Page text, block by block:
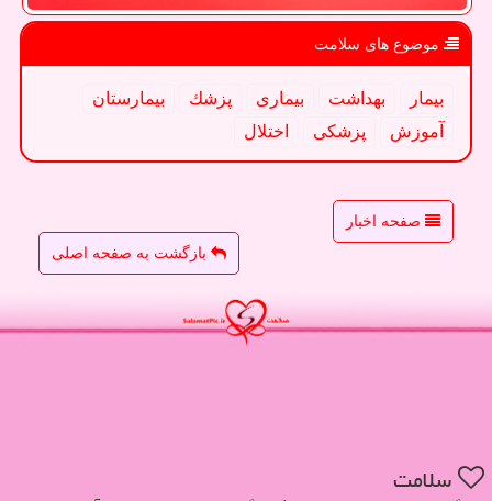
موضوع های سلامت
بیمار بهداشت بیماری پزشك
بیمارستان
آموزش
پزشكی اختلال
صفحه اخبار
بازگشت به صفحه اصلی
سلامت